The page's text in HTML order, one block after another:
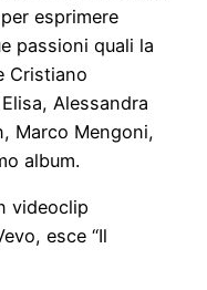
esprimere
passioni quali la
Cristiano
Alessandra
Marco Mengoni,
album.
videoclip
esce “Il